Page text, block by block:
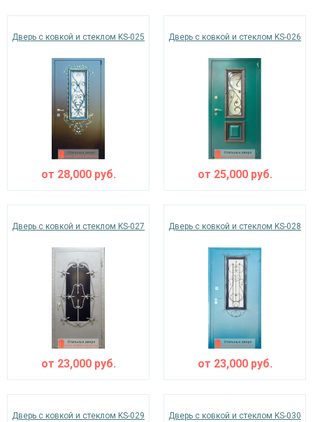
+7 (495) 409-24-70
Дверь с ковкой и стеклом KS-025
от 28,000руб.
Дверь с ковкой и стеклом KS-026
от 25,000руб.
Дверь с ковкой и стеклом KS-027
от 23,000руб.
Дверь с ковкой и стеклом KS-028
от 23,000руб.
Дверь с ковкой и стеклом KS-029 Дверь с ковкой и стеклом KS-030